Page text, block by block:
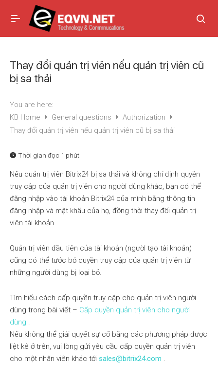
Thay đổi quản trị viên nếu quản trị viên cũ
bị sa thải
You are here:
KB Home
General questions
Authorization
Thay đổi quản trị viên nếu quản trị viên cũ bị sa thải
Thời gian đọc 1 phút
Nếu quản trị viên Bitrix24 bị sa thải và không chỉ định quyền
truy cập của quản trị viên cho người dùng khác, bạn có thể
đăng nhập vào tài khoản Bitrix24 của mình bằng thông tin
đăng nhập và mật khẩu của họ, đồng thời thay đổi quản trị
viên tài khoản.
Quản trị viên đầu tiên của tài khoản (người tạo tài khoản)
cũng có thể tước bỏ quyền truy cập của quản trị viên từ
những người dùng bị loại bỏ.
Tìm hiểu cách cấp quyền truy cập cho quản trị viên người
dùng trong bài viết – Cấp quyền quản trị viên cho người
dùng .
Nếu không thể giải quyết sự cố bằng các phương pháp được
liệt kê ở trên, vui lòng gửi yêu cầu cấp quyền quản trị viên
cho một nhân viên khác tới sales@bitrix24.com .